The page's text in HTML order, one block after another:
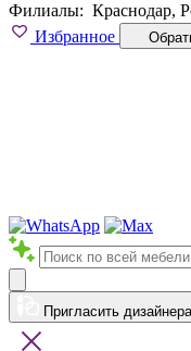
Филиалы: Краснодар,
Избранное
Пригласить дизайнера